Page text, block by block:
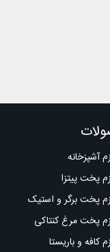
آشپزخانه
پخت پیتزا
پخت برگر و استیک
پخت مرغ کنتاکی
کافه و باریستا